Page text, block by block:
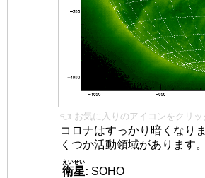
👈 お気に入りのアイコンをクリッ
コロナはすっかり暗くなり
くつか活動領域があります。
衛星
えいせい
: SOHO